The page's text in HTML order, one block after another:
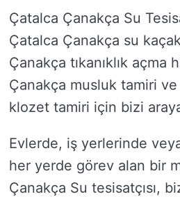
Çatalca Çanakça Su
Çatalca Çanakça su
Çanakça tıkanıklık açma
Çanakça musluk tamiri
klozet tamiri için bizi
Evlerde, iş yerlerinde
her yerde görev alan bir
Çanakça Su tesisatçısı,